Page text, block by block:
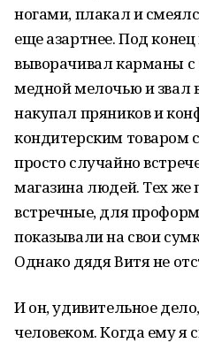
ногами, плакал и
еще азартнее. Под
выворачивал карманы
медной мелочью и звал
накупал пряников и
кондитерским товаром
просто случайно
магазина людей. Тех же
встречные, для
показывали на свои
Однако дядя Витя не
И он, удивительное
человеком. Когда ему я